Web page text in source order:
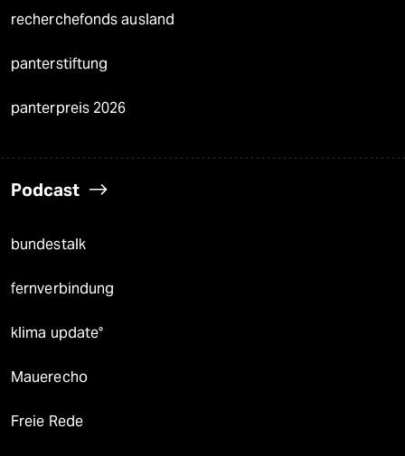
recherchefonds ausland
panterstiftung
panterpreis 2026
Podcast
bundestalk
fernverbindung
klima update°
Mauerecho
Freie Rede